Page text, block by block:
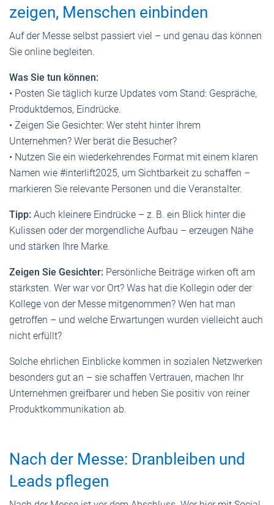
zeigen, Menschen einbinden
Auf der Messe selbst passiert viel – und genau das können
Sie online begleiten.
Was Sie tun können:
• Posten Sie täglich kurze Updates vom Stand: Gespräche,
Produktdemos, Eindrücke.
• Zeigen Sie Gesichter: Wer steht hinter Ihrem
Unternehmen? Wer berät die Besucher?
• Nutzen Sie ein wiederkehrendes Format mit einem klaren
Namen wie #interlift2025, um Sichtbarkeit zu schaffen –
markieren Sie relevante Personen und die Veranstalter.
Tipp: Auch kleinere Eindrücke – z. B. ein Blick hinter die
Kulissen oder der morgendliche Aufbau – erzeugen Nähe
und stärken Ihre Marke.
Zeigen Sie Gesichter: Persönliche Beiträge wirken oft am
stärksten. Wer war vor Ort? Was hat die Kollegin oder der
Kollege von der Messe mitgenommen? Wen hat man
getroffen – und welche Erwartungen wurden vielleicht auch
nicht erfüllt?
Solche ehrlichen Einblicke kommen in sozialen Netzwerken
besonders gut an – sie schaffen Vertrauen, machen Ihr
Unternehmen greifbarer und heben Sie positiv von reiner
Produktkommunikation ab.
Nach der Messe: Dranbleiben und
Leads pflegen